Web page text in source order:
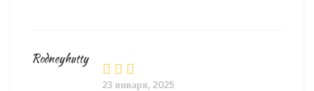
Rodneyhutty
23 января, 2025